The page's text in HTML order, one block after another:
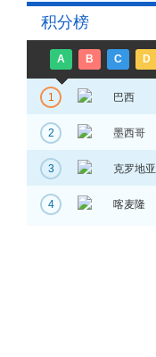
积分榜
A B C D
1 巴西
2 墨西哥
3 克罗地亚
4 喀麦隆